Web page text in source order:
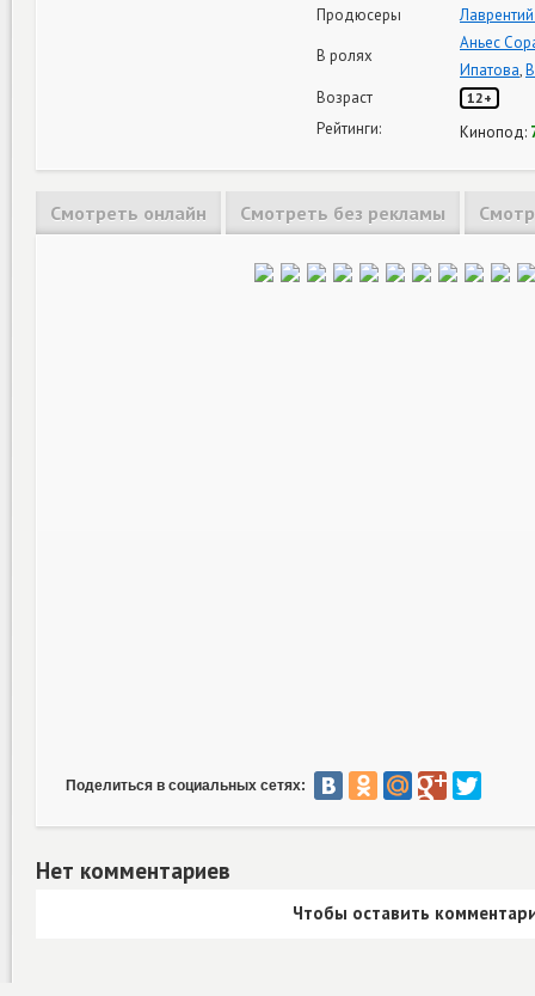
Продюсеры
В ролях
Аньес
Ипатова,
Возраст
12+
Рейтинги: Кинопод:
Смотреть онлайн Смотреть без рекламы
Поделиться в социальных сетях:
Нет комментариев
Чтобы оставить